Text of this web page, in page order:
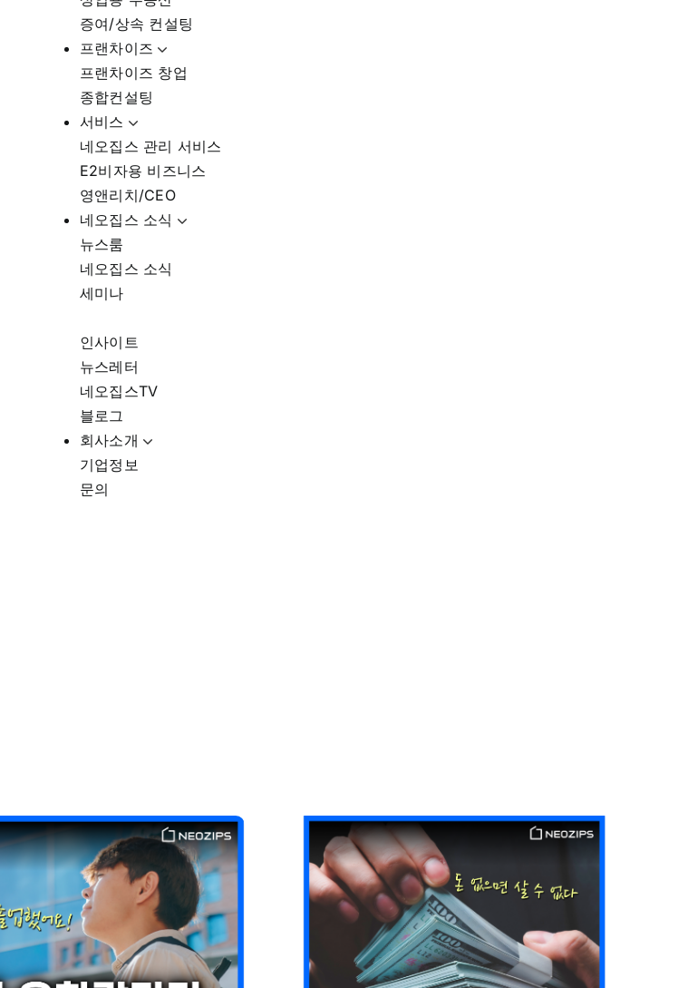
증여/상속 컨설팅
프랜차이즈
프랜차이즈 창업
종합컨설팅
서비스
네오집스 관리 서비스
E2비자용 비즈니스
영앤리치/CEO
네오집스 소식
뉴스룸
네오집스 소식
세미나
인사이트
뉴스레터
네오집스TV
블로그
회사소개
기업정보
문의